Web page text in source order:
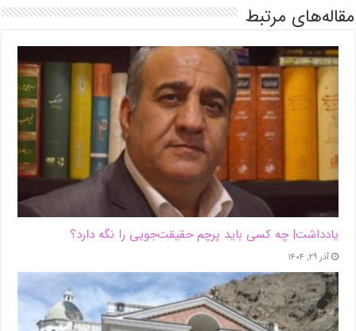
مقاله‌های مرتبط
یادداشت| ‌چه کسی باید پرچم حقیقت‌جویی را نگه دارد؟
آذر ۲۹, ۱۴۰۴